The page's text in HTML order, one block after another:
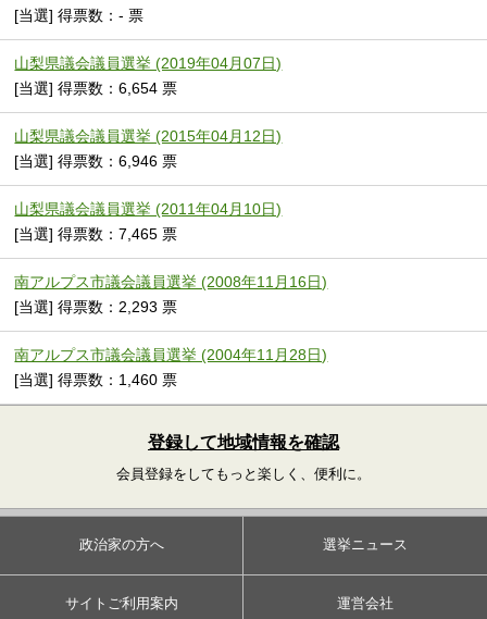
[当選] 得票数：- 票
山梨県議会議員選挙 (2019年04月07日)
[当選] 得票数：6,654 票
山梨県議会議員選挙 (2015年04月12日)
[当選] 得票数：6,946 票
山梨県議会議員選挙 (2011年04月10日)
[当選] 得票数：7,465 票
南アルプス市議会議員選挙 (2008年11月16日)
[当選] 得票数：2,293 票
南アルプス市議会議員選挙 (2004年11月28日)
[当選] 得票数：1,460 票
登録して地域情報を確認
会員登録をしてもっと楽しく、便利に。
政治家の方へ 選挙ニュース
サイトご利用案内 運営会社